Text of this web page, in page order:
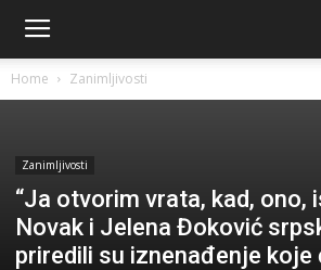
Home Zanimljivosti
Zanimljivosti
“Ja otvorim vrata, kad, ono,
Novak i Jelena Đoković
priredili su iznenađenje koje